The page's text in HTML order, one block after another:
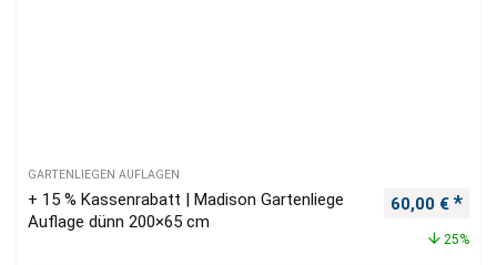
GARTENLIEGEN AUFLAGEN
+ 15 % Kassenrabatt | Madison Gartenliege
Auflage dünn 200×65 cm
60,00 €
25%